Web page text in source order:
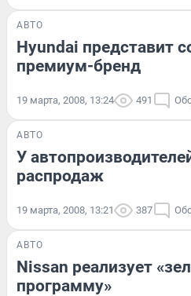
АВТО
Hyundai представит
премиум-бренд
19 марта, 2008, 13:24 491
АВТО
У
распродаж
19 марта, 2008, 13:21 387
АВТО
Nissan реализует
программу»